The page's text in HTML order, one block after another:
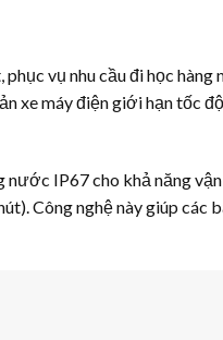
vụ nhu cầu đi học hàng
xe máy điện giới hạn tốc
IP67 cho khả năng vận
Công nghệ này giúp các